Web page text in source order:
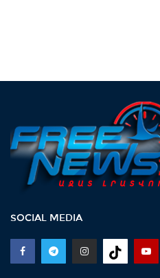
SOCIAL MEDIA